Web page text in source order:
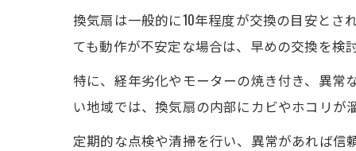
換気扇は一般的に10年程度が交換の目安とさ
ても動作が不安定な場合は、早めの交換を検
特に、経年劣化やモーターの焼き付き、異常
い地域では、換気扇の内部にカビやホコリが
定期的な点検や清掃を行い、異常があれば信